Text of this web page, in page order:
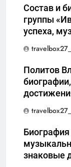
Состав и
группы
успеха,
travelbox27_
Политов
travelbox27_
знаковые